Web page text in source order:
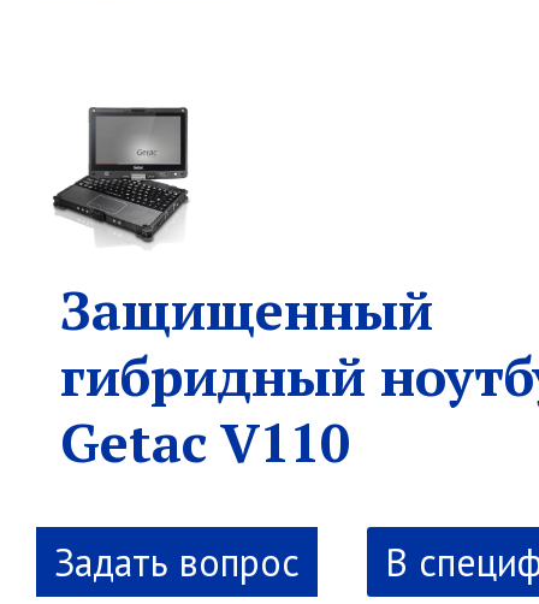
Защищенный
гибридный
Getac V110
В